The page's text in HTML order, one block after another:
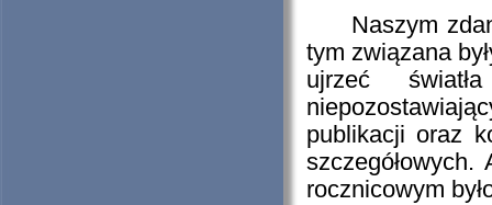
Naszym
tym związana
ujrzeć
publikacji oraz
rocznicowym